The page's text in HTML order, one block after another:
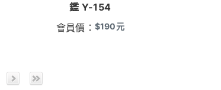
鑑 Y-154
會員價： $190元